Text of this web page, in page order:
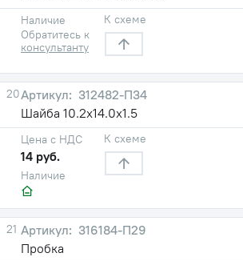
Наличие
Обратитесь к
консультанту
К схеме
20
312482-П34
Шайба 10.2х14.0х1.5
Наличие
Цена с НДС
14 руб.
К схеме
21
316184-П29
Пробка